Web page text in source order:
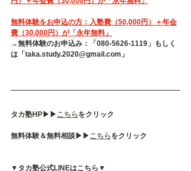
無料体験をお申込の方：入塾費（50,000円）＋年会
費（30,000円）が「永年無料」
→無料体験のお申込み：「080-5626-1119」もしく
は「taka.study.2020@gmail.com」
タカ塾HP▶︎▶︎こちらをクリック
無料体験＆無料相談▶︎▶︎こちらをクリック
▼タカ塾公式LINEはこちら▼